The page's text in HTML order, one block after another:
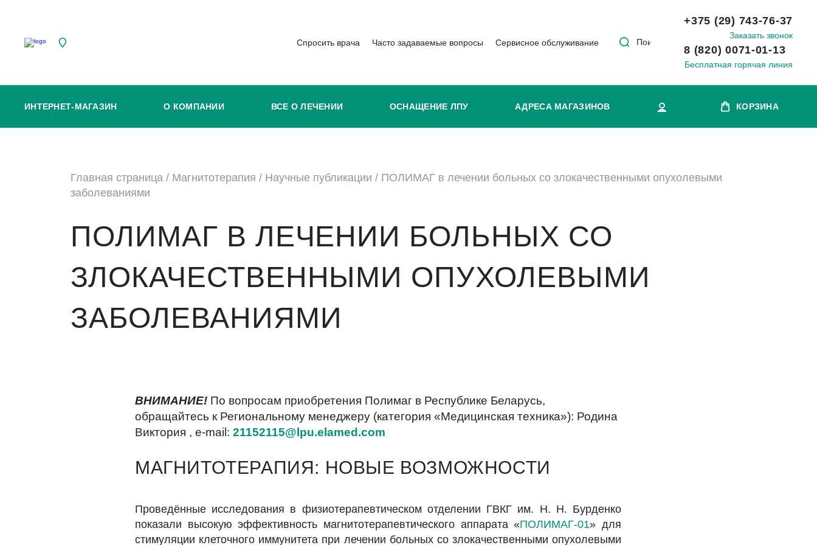
Спросить врача Часто задаваемые вопросы Сервисное обслуживание Поиск
+375 (29) 743-76-37
Заказать звонок
8 (820) 0071-01-13
Бесплатная горячая линия
ИНТЕРНЕТ-МАГАЗИН О КОМПАНИИ ВСЕ О ЛЕЧЕНИИ ОСНАЩЕНИЕ ЛПУ АДРЕСА МАГАЗИНОВ КОРЗИНА
Главная страница / Магнитотерапия / Научные публикации / ПОЛИМАГ в лечении больных со злокачественными опухолевыми
заболеваниями
ПОЛИМАГ В ЛЕЧЕНИИ БОЛЬНЫХ СО
ЗЛОКАЧЕСТВЕННЫМИ ОПУХОЛЕВЫМИ
ЗАБОЛЕВАНИЯМИ
ВНИМАНИЕ! По вопросам приобретения Полимаг в Республике Беларусь,
обращайтесь к Региональному менеджеру (категория «Медицинская техника»): Родина
Виктория , e-mail: 21152115@lpu.elamed.com
МАГНИТОТЕРАПИЯ: НОВЫЕ ВОЗМОЖНОСТИ
Проведённые исследования в физиотерапевтическом отделении ГВКГ им. Н. Н. Бурденко
показали высокую эффективность магнитотерапевтического аппарата «ПОЛИМАГ-01» для
стимуляции клеточного иммунитета при лечении больных со злокачественными опухолевыми